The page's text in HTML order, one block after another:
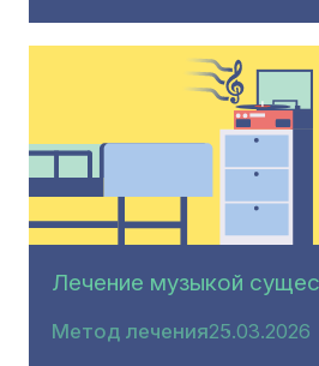
Лечение музыкой
Метод лечения25.03.2026